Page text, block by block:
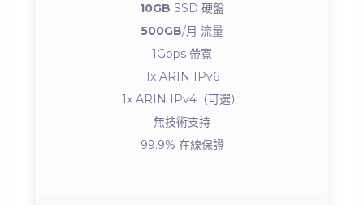
10GB SSD 硬盤
500GB/月 流量
1Gbps 帶寬
1x ARIN IPv6
1x ARIN IPv4（可選）
無技術支持
99.9% 在線保證